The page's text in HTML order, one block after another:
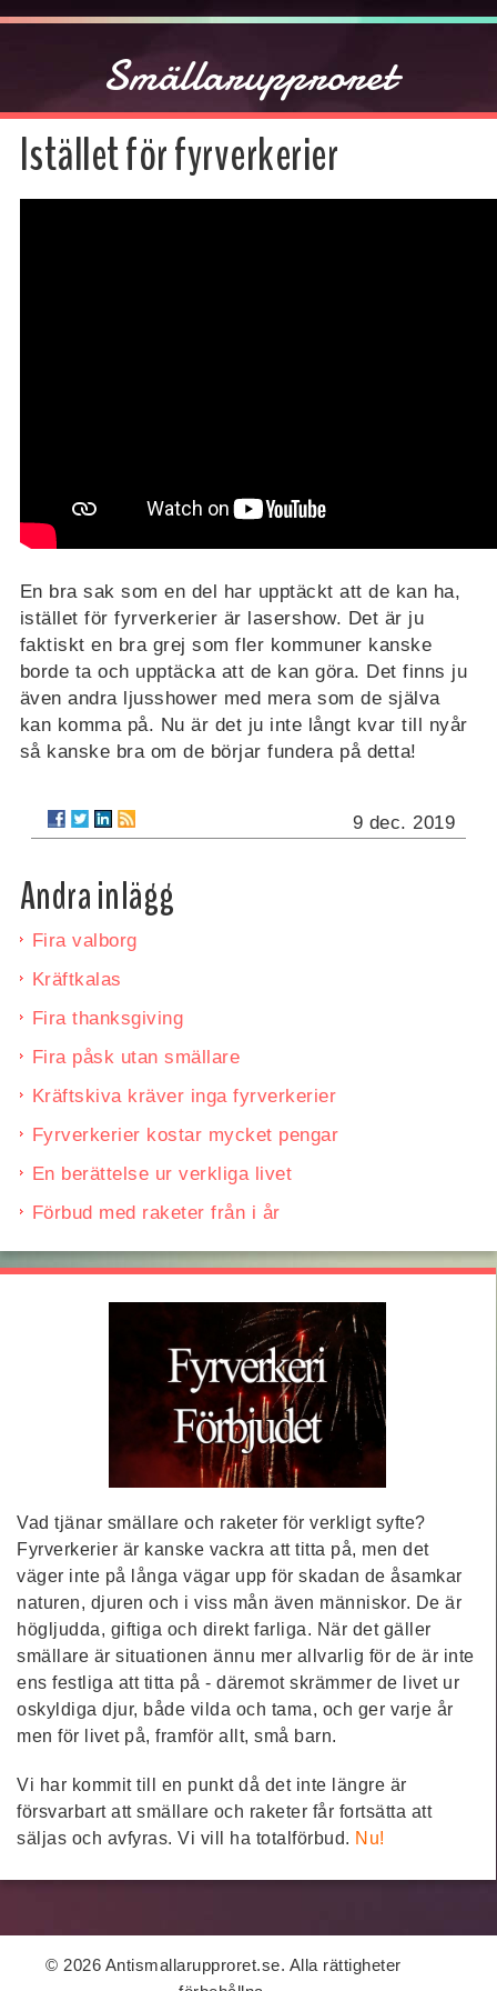
Smällarupproret
Istället för fyrverkerier
En bra sak som en del har upptäckt att de kan ha,
istället för fyrverkerier är lasershow. Det är ju
faktiskt en bra grej som fler kommuner kanske
borde ta och upptäcka att de kan göra. Det finns ju
även andra ljusshower med mera som de själva
kan komma på. Nu är det ju inte långt kvar till nyår
så kanske bra om de börjar fundera på detta!
9 dec. 2019
Andra inlägg
Fira valborg
Kräftkalas
Fira thanksgiving
Fira påsk utan smällare
Kräftskiva kräver inga fyrverkerier
Fyrverkerier kostar mycket pengar
En berättelse ur verkliga livet
Förbud med raketer från i år
Vad tjänar smällare och raketer för verkligt syfte?
Fyrverkerier är kanske vackra att titta på, men det
väger inte på långa vägar upp för skadan de åsamkar
naturen, djuren och i viss mån även människor. De är
högljudda, giftiga och direkt farliga. När det gäller
smällare är situationen ännu mer allvarlig för de är inte
ens festliga att titta på - däremot skrämmer de livet ur
oskyldiga djur, både vilda och tama, och ger varje år
men för livet på, framför allt, små barn.
Vi har kommit till en punkt då det inte längre är
försvarbart att smällare och raketer får fortsätta att
säljas och avfyras. Vi vill ha totalförbud. Nu!
© 2026 Antismallarupproret.se. Alla rättigheter